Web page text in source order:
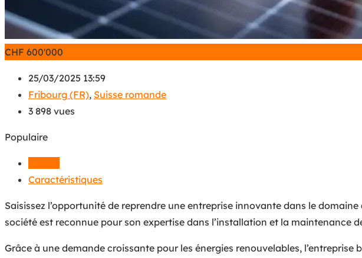
CHF 600'000
25/03/2025 13:59
Fribourg (FR), Suisse romande
3 898 vues
Populaire
Caractéristiques
Saisissez l’opportunité de reprendre une entreprise innovante dans le
société est reconnue pour son expertise dans l’installation et la maintenance
Grâce à une demande croissante pour les énergies renouvelables,